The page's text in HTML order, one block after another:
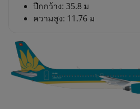
ปีกกว้าง: 35.8 ม
ความสูง: 11.76 ม